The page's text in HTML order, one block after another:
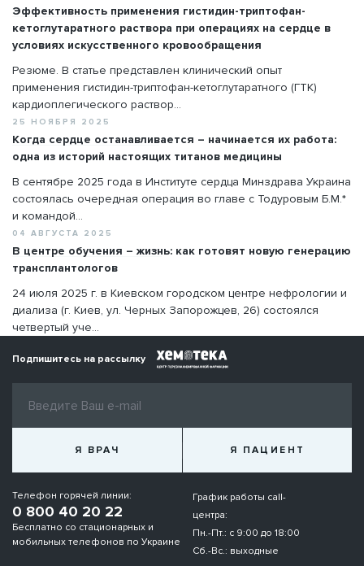
Эффективность применения гистидин-триптофан-
кетоглутаратного раствора при операциях на сердце в
условиях искусственного кровообращения
Резюме. В статье представлен клинический опыт
применения гистидин-триптофан-кетоглутаратного (ГТК)
кардиоплегического раствор...
25 НОЯБРЯ 2025
Когда сердце останавливается – начинается их работа:
одна из историй настоящих титанов медицины
В сентябре 2025 года в Институте сердца Минздрава Украина
состоялась очередная операция во главе с Тодуровым Б.М.*
и командой...
04 АВГУСТА 2025
В центре обучения – жизнь: как готовят новую генерацию
трансплантологов
24 июля 2025 г. в Киевском городском центре нефрологии и
диализа (г. Киев, ул. Черных Запорожцев, 26) состоялся
четвертый уче...
Подпишитесь на рассылку
Я ВРАЧ Я ПАЦИЕНТ
Телефон горячей линии:
0 800 40 20 22
Бесплатно со стационарных и
мобильных телефонов по Украине
График работы call-
центра:
Пн.-Пт.: с 9:00 до 18:00
Сб.-Вс.: выходные